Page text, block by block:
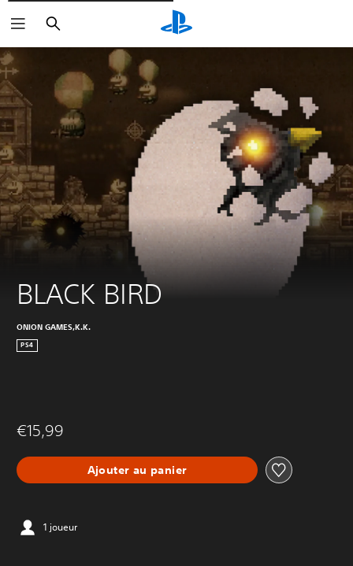
Rechercher
BLACK BIRD
ONION GAMES,K.K.
PS4
€15,99
Ajouter au panier
1 joueur